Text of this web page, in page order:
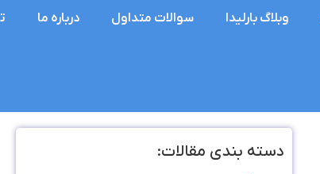
وبلاگ بارلیدا سوالات متداول درباره ما
دسته بندی مقالات: